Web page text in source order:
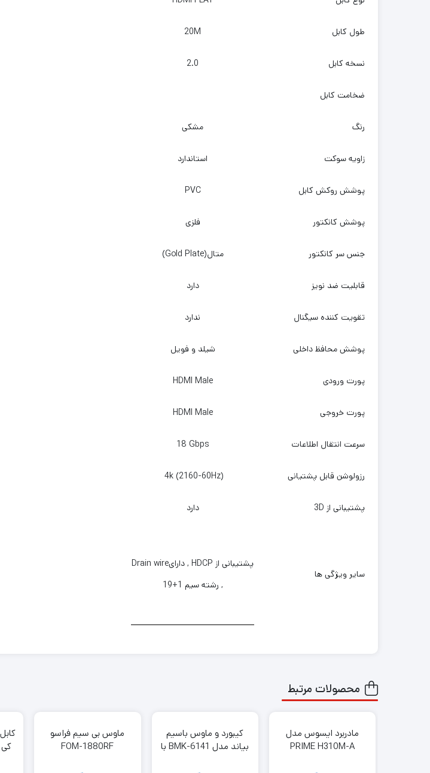
طول کابل 20M
نسخه کابل 2.0
ضخامت کابل
رنگ مشکی
زاویه سوکت استاندارد
پوشش روکش کابل PVC
پوشش کانکتور فلزی
جنس سر کانکتور متال(Gold Plate)
قابلیت ضد نویز دارد
تقویت کننده سیگنال ندارد
پوشش محافظ داخلی شیلد و فویل
پورت ورودی HDMI Male
پورت خروجی HDMI Male
سرعت انتقال اطلاعات 18 Gbps
رزولوشن قابل پشتیانی 4k (2160-60Hz)
پشتیبانی از 3D دارد
سایر ویژگی ها
پشتیبانی از HDCP , دارایDrain wire
, رشته سیم 1+19
محصولات مرتبط
مادربرد ایسوس مدل
PRIME H310M-A
کیبورد و ماوس باسیم
بیاند مدل BMK-6141 با
ماوس بی سیم فراسو
FOM-1880RF